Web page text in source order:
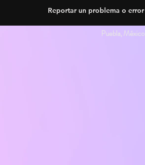
Reportar un problema o error
Puebla, México